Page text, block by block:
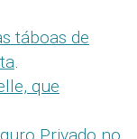
táboas de
.
que
Privado no